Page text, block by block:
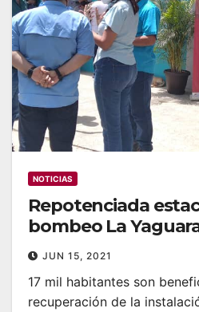
NOTICIAS
Repotenciada
bombeo La
JUN 15, 2021
17 mil habitantes son
recuperación de la